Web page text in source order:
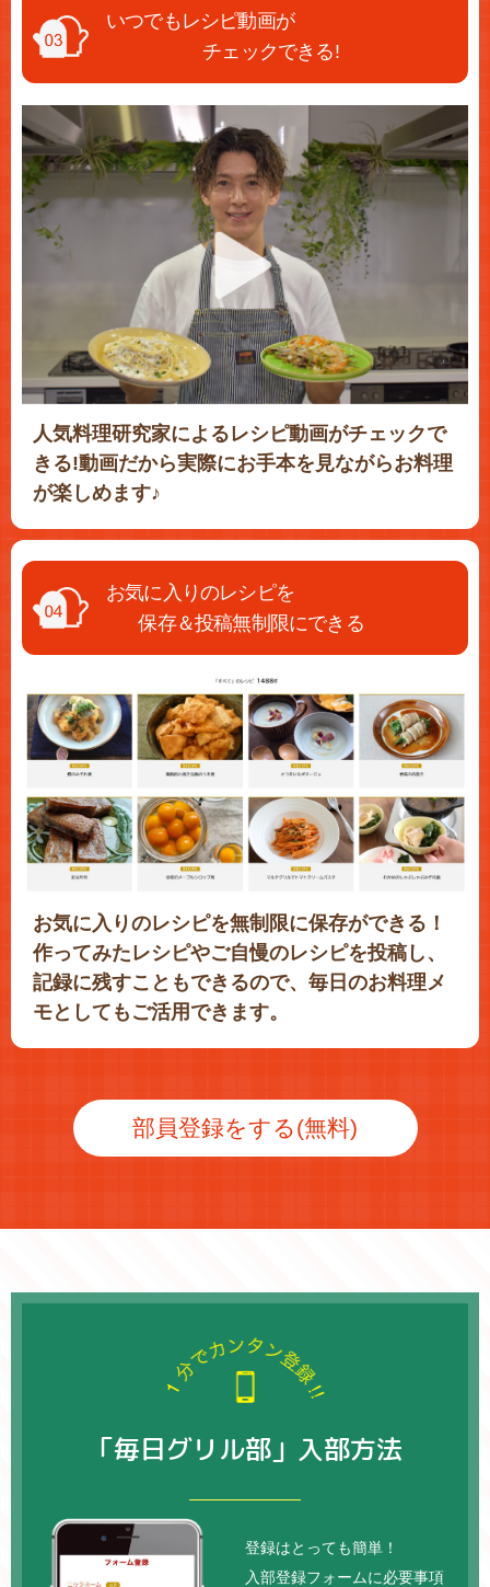
いつでもレシピ動画が
チェックできる!
人気料理研究家によるレシピ動画がチェックで
きる!動画だから実際にお手本を見ながらお料理
が楽しめます♪
お気に入りのレシピを
保存＆投稿無制限にできる
お気に入りのレシピを無制限に保存ができる！
作ってみたレシピやご自慢のレシピを投稿し、
記録に残すこともできるので、毎日のお料理メ
モとしてもご活用できます。
部員登録をする(無料)
「毎日グリル部」入部方法
登録はとっても簡単！
入部登録フォームに必要事項